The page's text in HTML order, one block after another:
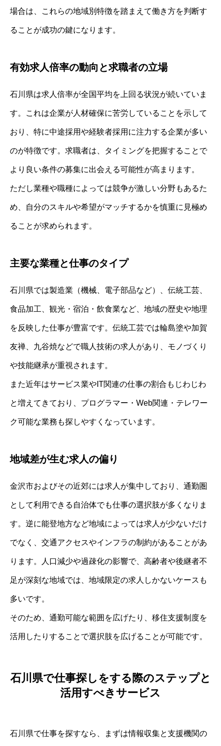
場合は、これらの地域別特徴を踏まえて働き方を判断す
ることが成功の鍵になります。
有効求人倍率の動向と求職者の立場
石川県は求人倍率が全国平均を上回る状況が続いていま
す。これは企業が人材確保に苦労していることを示して
おり、特に中途採用や経験者採用に注力する企業が多い
のが特徴です。求職者は、タイミングを把握することで
より良い条件の募集に出会える可能性が高まります。
ただし業種や職種によっては競争が激しい分野もあるた
め、自分のスキルや希望がマッチするかを慎重に見極め
ることが求められます。
主要な業種と仕事のタイプ
石川県では製造業（機械、電子部品など）、伝統工芸、
食品加工、観光・宿泊・飲食業など、地域の歴史や地理
を反映した仕事が豊富です。伝統工芸では輪島塗や加賀
友禅、九谷焼などで職人技術の求人があり、モノづくり
や技能継承が重視されます。
また近年はサービス業やIT関連の仕事の割合もじわじわ
と増えてきており、プログラマー・Web関連・テレワー
ク可能な業務も探しやすくなっています。
地域差が生む求人の偏り
金沢市およびその近郊には求人が集中しており、通勤圏
として利用できる自治体でも仕事の選択肢が多くなりま
す。逆に能登地方など地域によっては求人が少ないだけ
でなく、交通アクセスやインフラの制約があることがあ
ります。人口減少や過疎化の影響で、高齢者や後継者不
足が深刻な地域では、地域限定の求人しかないケースも
多いです。
そのため、通勤可能な範囲を広げたり、移住支援制度を
活用したりすることで選択肢を広げることが可能です。
石川県で仕事探しをする際のステップと
活用すべきサービス
石川県で仕事を探すなら、まずは情報収集と支援機関の